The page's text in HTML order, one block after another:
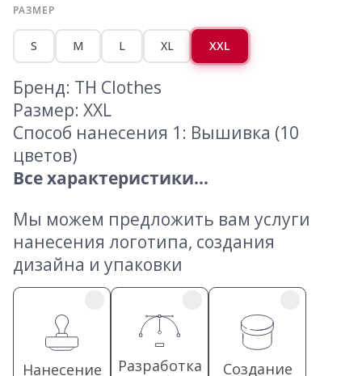
РАЗМЕР
S M L XL XXL
Бренд: TH Clothes
Размер: XXL
Способ нанесения 1: Вышивка (10
цветов)
Все характеристики...
Мы можем предложить вам услуги
нанесения логотипа, создания
дизайна и упаковки
Нанесение
Разработка
Создание